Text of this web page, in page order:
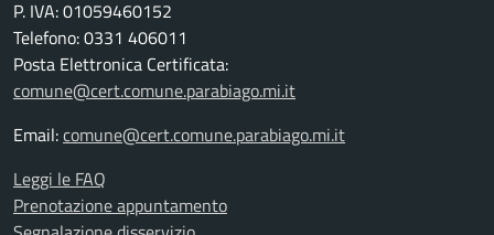
P. IVA: 01059460152
Telefono: 0331 406011
Posta Elettronica Certificata:
comune@cert.comune.parabiago.mi.it
Email:comune@cert.comune.parabiago.mi.it
Leggi le FAQ
Prenotazione appuntamento